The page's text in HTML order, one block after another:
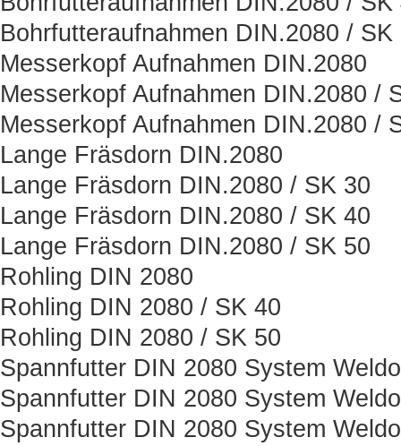
Bohrfutteraufnahmen DIN.2080 / SK
Messerkopf Aufnahmen DIN.2080
Messerkopf Aufnahmen DIN.2080 /
Messerkopf Aufnahmen DIN.2080 /
Lange Fräsdorn DIN.2080
Lange Fräsdorn DIN.2080 / SK 30
Lange Fräsdorn DIN.2080 / SK 40
Lange Fräsdorn DIN.2080 / SK 50
Rohling DIN 2080
Rohling DIN 2080 / SK 40
Rohling DIN 2080 / SK 50
Spannfutter DIN 2080 System
Spannfutter DIN 2080 System
Spannfutter DIN 2080 System